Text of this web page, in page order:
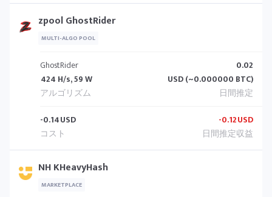
zpool GhostRider
MULTI-ALGO POOL
GhostRider
424 H/s, 59 W
0.02
USD (~0.000000 BTC)
-0.14USD -0.12USD
NH KHeavyHash
MARKETPLACE